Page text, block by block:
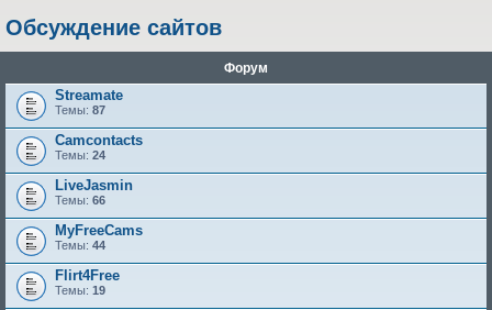
Обсуждение сайтов
Форум
Streamate
Темы: 87
Camcontacts
Темы: 24
LiveJasmin
Темы: 66
MyFreeCams
Темы: 44
Flirt4Free
Темы: 19